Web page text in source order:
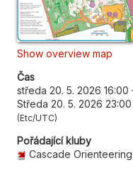
Show overview map
Čas
středa 20. 5. 2026 16:00
Středa 20. 5. 2026 23:00
Etc/UTC
Pořádající kluby
Cascade